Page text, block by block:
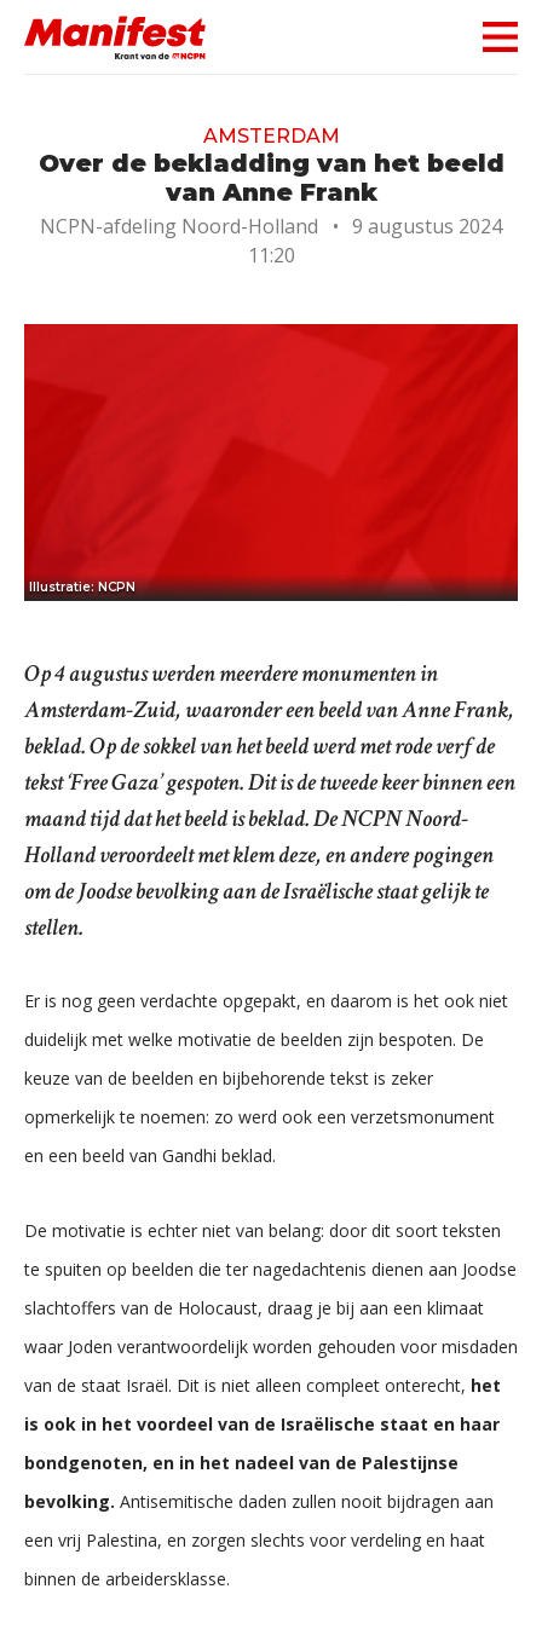
Skip navigation
AMSTERDAM
Over de bekladding van het beeld
van Anne Frank
NCPN-afdeling Noord-Holland • 9 augustus 2024
11:20
Illustratie: NCPN
Op 4 augustus werden meerdere monumenten in
Amsterdam-Zuid, waaronder een beeld van Anne Frank,
beklad. Op de sokkel van het beeld werd met rode verf de
tekst ‘Free Gaza’ gespoten. Dit is de tweede keer binnen een
maand tijd dat het beeld is beklad. De NCPN Noord-
Holland veroordeelt met klem deze, en andere pogingen
om de Joodse bevolking aan de Israëlische staat gelijk te
stellen.
Er is nog geen verdachte opgepakt, en daarom is het ook niet
duidelijk met welke motivatie de beelden zijn bespoten. De
keuze van de beelden en bijbehorende tekst is zeker
opmerkelijk te noemen: zo werd ook een verzetsmonument
en een beeld van Gandhi beklad.
De motivatie is echter niet van belang: door dit soort teksten
te spuiten op beelden die ter nagedachtenis dienen aan Joodse
slachtoffers van de Holocaust, draag je bij aan een klimaat
waar Joden verantwoordelijk worden gehouden voor misdaden
van de staat Israël. Dit is niet alleen compleet onterecht, het
is ook in het voordeel van de Israëlische staat en haar
bondgenoten, en in het nadeel van de Palestijnse
bevolking. Antisemitische daden zullen nooit bijdragen aan
een vrij Palestina, en zorgen slechts voor verdeling en haat
binnen de arbeidersklasse.